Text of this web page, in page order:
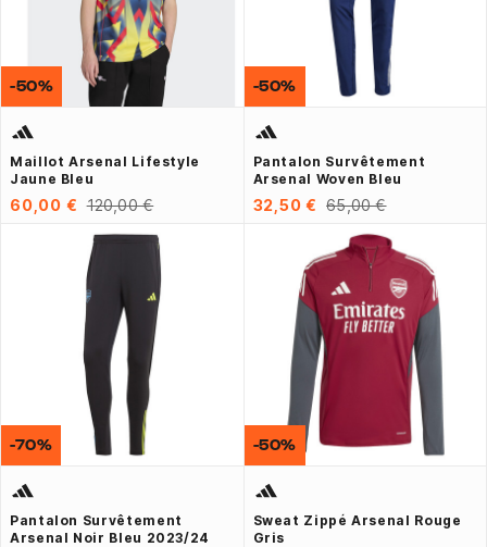
Maillot Arsenal Lifestyle
Jaune Bleu
60,00 € 120,00 €
-50%
Pantalon Survêtement
Arsenal Woven Bleu
32,50 € 65,00 €
-50%
Pantalon Survêtement
Arsenal Noir Bleu 2023/24
-70%
Sweat Zippé Arsenal Rouge
Gris
-50%